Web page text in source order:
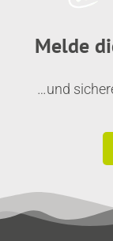
Melde
…und